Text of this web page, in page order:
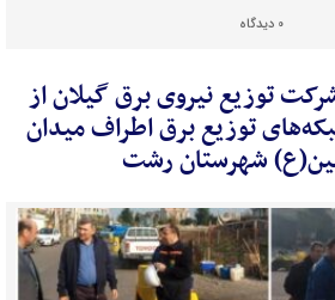
0 دیدگاه
توزیع نیروی برق گیلان از
توزیع برق اطراف میدان
شهرستان رشت